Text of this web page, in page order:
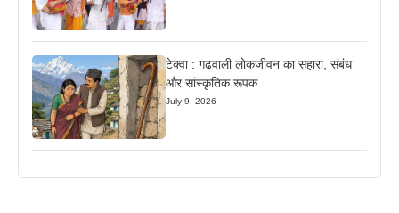
टेक्वा : गढ़वाली लोकजीवन का सहारा, संबंध
और सांस्कृतिक रूपक
July 9, 2026